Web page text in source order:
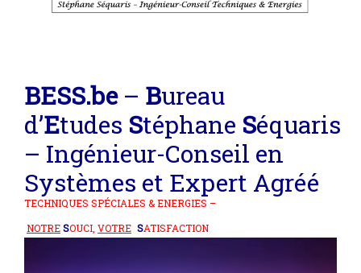
BESS.be– Bureau
d’Etudes Stéphane Séquaris
– Ingénieur-Conseil en
Systèmes et Expert Agréé
TECHNIQUES SPÉCIALES & ENERGIES –
NOTRESOUCI, VOTRE SATISFACTION